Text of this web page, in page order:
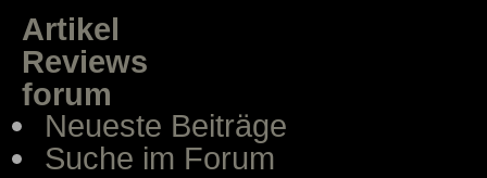
Artikel
Reviews
forum
Neueste Beiträge
Suche im Forum